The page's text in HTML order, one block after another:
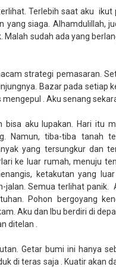
Terlebih saat aku ikut
yang siaga. Alhamdulillah,
sudah ada yang
strategi pemasaran.
Bazar pada setiap
. Aku senang
aku lupakan. Hari itu
Namun, tiba-tiba tanah
yang tersungkur dan
ke luar rumah, menuju
ketakutan yang
Semua terlihat panik.
Pohon bergoyang
Aku dan Ibu berdiri di
ditelan .
Getar bumi ini hanya
di teras saja . Kuatir akan